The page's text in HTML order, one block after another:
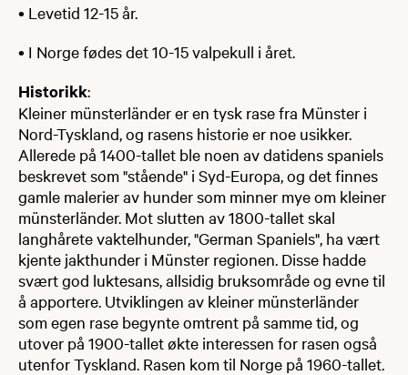
• Levetid 12-15 år.
• I Norge fødes det 10-15 valpekull i året.
Historikk:
Kleiner münsterländer er en tysk rase fra Münster i
Nord-Tyskland, og rasens historie er noe usikker.
Allerede på 1400-tallet ble noen av datidens spaniels
beskrevet som "stående" i Syd-Europa, og det finnes
gamle malerier av hunder som minner mye om kleiner
münsterländer. Mot slutten av 1800-tallet skal
langhårete vaktelhunder, "German Spaniels", ha vært
kjente jakthunder i Münster regionen. Disse hadde
svært god luktesans, allsidig bruksområde og evne til
å apportere. Utviklingen av kleiner münsterländer
som egen rase begynte omtrent på samme tid, og
utover på 1900-tallet økte interessen for rasen også
utenfor Tyskland. Rasen kom til Norge på 1960-tallet.